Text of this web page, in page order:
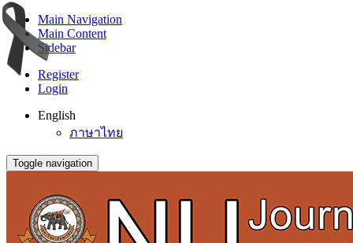
Main Navigation
Main Content
Sidebar
Register
Login
English
ภาษาไทย
Toggle navigation